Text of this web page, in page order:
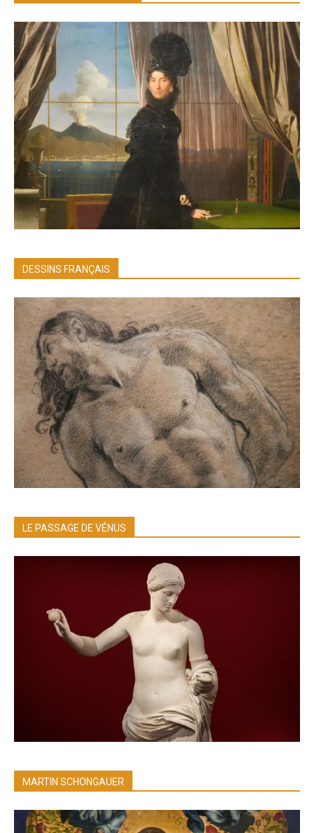
DESSINS FRANÇAIS
LE PASSAGE DE VÉNUS
MARTIN SCHONGAUER